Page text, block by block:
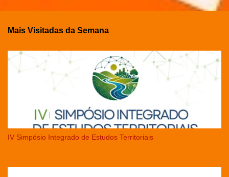
Mais Visitadas da Semana
IV Simpósio Integrado de Estudos Territoriais